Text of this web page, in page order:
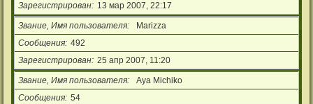
Зарегистрирован
13 мар 2007, 22:17
Звание, Имя пользователя
Marizza
Сообщения 492
Зарегистрирован 25 апр 2007, 11:20
Звание, Имя пользователя
Aya Michiko
Сообщения 54